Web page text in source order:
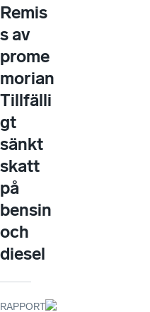
Remis
s av
prome
morian
Tillfälli
gt
sänkt
skatt
på
bensin
och
diesel
RAPPORT